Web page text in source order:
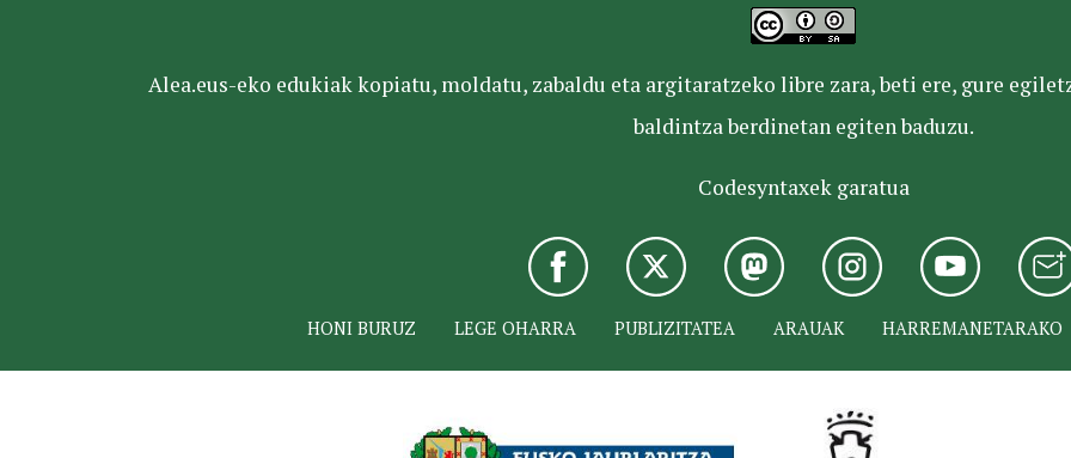
Alea.eus-eko edukiak kopiatu, moldatu, zabaldu eta argitaratzeko libre zara, beti ere, gure
baldintza berdinetan egiten baduzu.
Codesyntaxek garatua
HONI BURUZ LEGE OHARRA PUBLIZITATEA ARAUAK HARREMANETARAKO